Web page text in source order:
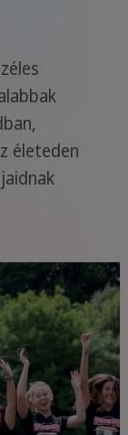
életeden